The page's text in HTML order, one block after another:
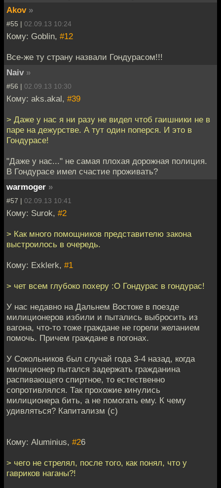
Akov »
#55 | 02.09.13 10:24
Кому: Goblin, #12
Все-же ту страну назвали Гондурасом!!!
Naiv »
#56 | 02.09.13 10:30
Кому: aks.akal, #39
> Даже у нас я ни разу не видел чтоб гаишники не в
паре на дежурстве. А тут один поперся. И это в
Гондурасе!
"Даже у нас..." не самая плохая дорожная полиция.
В Гондурасе имел счастие проживать?
warmoger »
#57 | 02.09.13 10:41
Кому: Surok, #2
> Как много помощников представителю закона
выстроилось в очередь.
Кому: Exklerk, #1
> чет всем глубоко похеру :O Гондурас в гондурас!
У нас недавно на Дальнем Востоке в поезде
милиционеров избили и пытались выбросить из
вагона, что-то тоже граждане не горели желанием
помочь. Причем граждане в погонах.
У Сокольников был случай года 3-4 назад, когда
милиционер пытался задержать гражданина
распивающего спиртное, то естественно
сопротивлялся. Так прохожие кинулись
милиционера бить, а не помогать ему. К чему
удивляться? Капитализм (с)
Кому: Aluminius, #26
> чего не стрелял, после того, как понял, что у
гавриков наганы?!